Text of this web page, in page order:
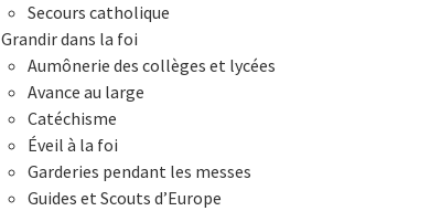
Secours catholique
Grandir dans la foi
Aumônerie des collèges et lycées
Avance au large
Catéchisme
Éveil à la foi
Garderies pendant les messes
Guides et Scouts d’Europe